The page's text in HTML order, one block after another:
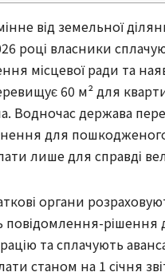
від земельної
році власники
місцевої ради та
60 м² для
Водночас держава
для
лише для справді
органи
повідомлення-
та сплачують
станом на 1 січня